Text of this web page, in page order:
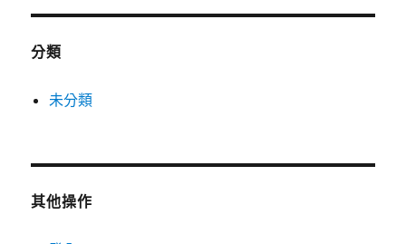
分類
未分類
其他操作